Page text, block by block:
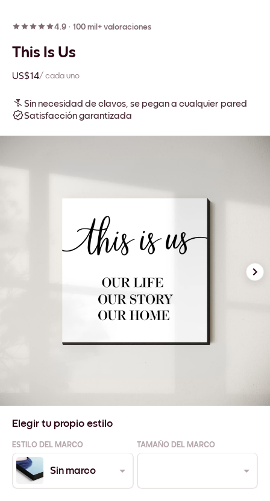
4.9 · 100 mil+ valoraciones
This Is Us
US$14/ cada uno
Sin necesidad de clavos, se pegan a cualquier pared
Satisfacción garantizada
Elegir tu propio estilo
ESTILO DEL MARCO TAMAÑO DEL MARCO
Sin marco